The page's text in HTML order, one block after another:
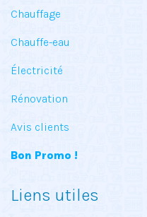
Chauffage
Chauffe-eau
Électricité
Rénovation
Avis clients
Bon Promo !
Liens utiles